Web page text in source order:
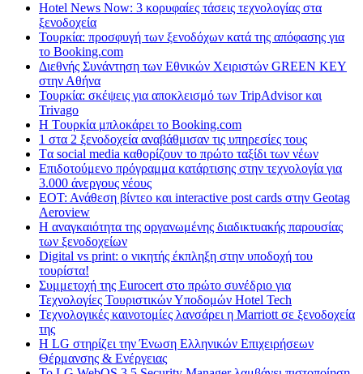
Hotel News Now: 3 κορυφαίες τάσεις τεχνολογίας στα
ξενοδοχεία
Τουρκία: προσφυγή των ξενοδόχων κατά της απόφασης για
το Booking.com
Διεθνής Συνάντηση των Εθνικών Χειριστών GREEN KEY
στην Αθήνα
Τουρκία: σκέψεις για αποκλεισμό των TripAdvisor και
Trivago
H Tουρκία μπλοκάρει το Booking.com
1 στα 2 ξενοδοχεία αναβάθμισαν τις υπηρεσίες τους
Tα social media καθορίζουν το πρώτο ταξίδι των νέων
Επιδοτούμενο πρόγραμμα κατάρτισης στην τεχνολογία για
3.000 άνεργους νέους
ΕΟΤ: Ανάθεση βίντεο και interactive post cards στην Geotag
Aeroview
Η αναγκαιότητα της οργανωμένης διαδικτυακής παρουσίας
των ξενοδοχείων
Digital vs print: ο νικητής έκπληξη στην υποδοχή του
τουρίστα!
Συμμετοχή της Eurocert στο πρώτο συνέδριο για
Τεχνολογίες Τουριστικών Υποδομών Hotel Tech
Τεχνολογικές καινοτομίες λανσάρει η Marriott σε ξενοδοχεία
της
H LG στηρίζει την Ένωση Ελληνικών Επιχειρήσεων
Θέρμανσης & Ενέργειας